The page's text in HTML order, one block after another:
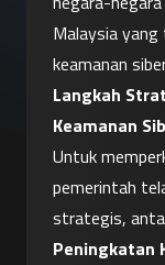
Malaysia yang
keamanan
Langkah
Keamanan
Untuk
pemerintah
strategis,
Peningkatan